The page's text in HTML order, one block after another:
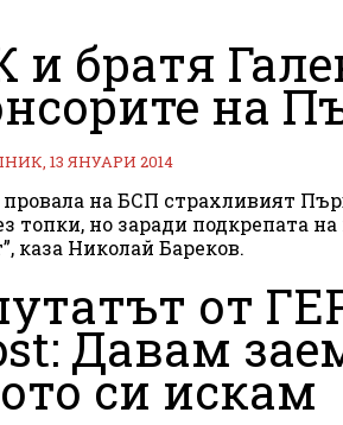
и братя
на
13 ЯНУАРИ 2014
провала на БСП страхливият
топки, но заради подкрепата
каза Николай Бареков.
от
Давам
си искам